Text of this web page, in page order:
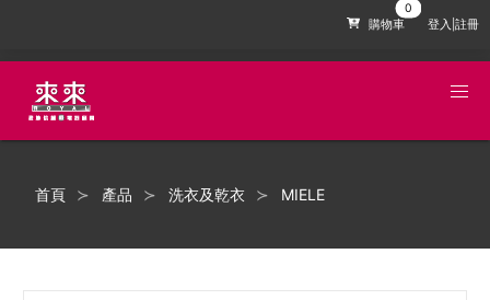
購物車 登入|註冊
首頁 產品 洗衣及乾衣 MIELE